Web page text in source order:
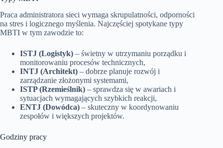
Praca administratora sieci wymaga skrupulatności, odporności
na stres i logicznego myślenia. Najczęściej spotykane typy
MBTI w tym zawodzie to:
ISTJ (Logistyk) – świetny w utrzymaniu porządku i
monitorowaniu procesów technicznych,
INTJ (Architekt) – dobrze planuje rozwój i
zarządzanie złożonymi systemami,
ISTP (Rzemieślnik) – sprawdza się w awariach i
sytuacjach wymagających szybkich reakcji,
ENTJ (Dowódca) – skuteczny w koordynowaniu
zespołów i większych projektów.
Godziny pracy